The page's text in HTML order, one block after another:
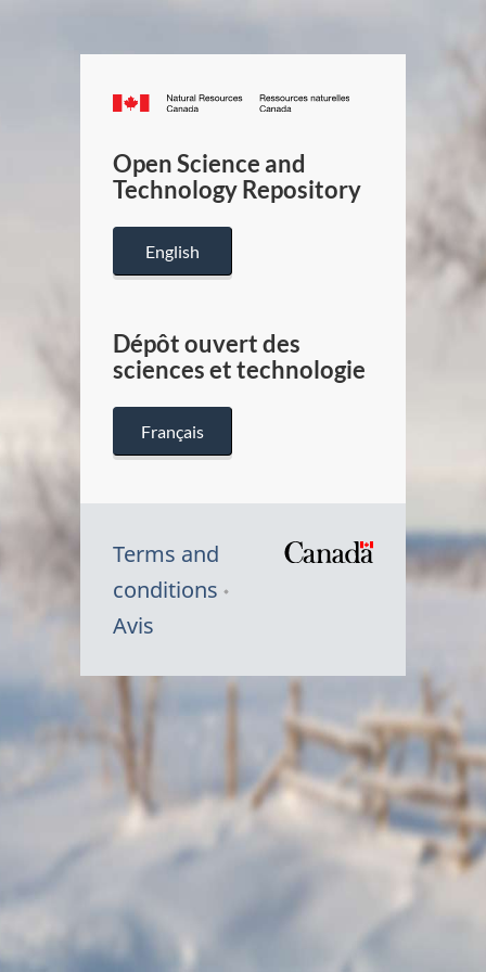
Canada.ca
/
Canada
Open Science and
Technology Repository
English
Dépôt ouvert des
sciences et technologie
Français
Terms and
conditions
Avis
Symbole
Canada